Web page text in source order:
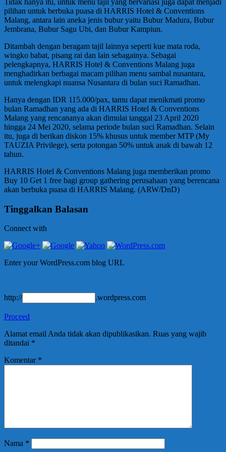
pilihan untuk berbuka puasa di HARRIS Hotel & Conventions
Malang, antara lain aneka jenis bubur yaitu Bubur Madura, Bubur
Jembrana, Bubur Sagu Ubi, dan Bubur Kampiun.
Ditambah dengan beragam tajil lainnya seperti kue mata roda,
wingko babat, pisang rai dan lain sebagainya. Sebagai
pelengkapnya, HARRIS Hotel & Conventions Malang juga
menghadirkan berbagai macam pilihan menu sambal nusantara,
untuk melengkapi nuansa Nusantara di bulan suci Ramadhan.
Hanya dengan IDR 115.000/pax, tamu dapat menikmati promo
bulan Ramadhan yang ada di HARRIS Hotel & Conventions
Malang yang rencananya akan dimulai tanggal 23 April 2020
hingga 24 Mei 2020, selama periode bulan suci Ramadhan. Selain
itu, juga di berikan diskon 15% khusus untuk member MTP (My
TAUZIA Privilege), serta potongan 50% untuk anak di bawah 12
tahun.
HARRIS Hotel & Conventions Malang juga memberikan promo
Buy 10 Get 1 free bagi group gathering perusahaan yang berencana
akan berbuka puasa di HARRIS Malang. (ARW/DnD)
Tinggalkan Balasan
Connect with
Enter your WordPress.com blog URL
http:// .wordpress.com
Proceed
Alamat email Anda tidak akan dipublikasikan. Ruas yang wajib
ditandai *
Komentar *
Nama *